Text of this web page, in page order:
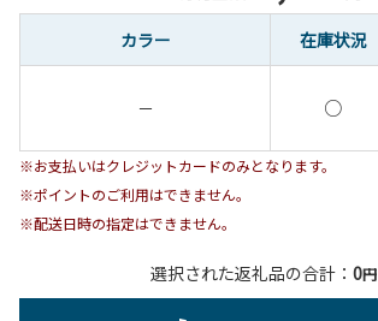
カラー
在庫状況
－ ○
※お支払いはクレジットカードのみとなります。
※ポイントのご利用はできません。
※配送日時の指定はできません。
選択された返礼品の合計： 0円